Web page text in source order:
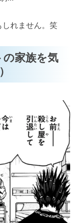
しれません。笑
家族を気